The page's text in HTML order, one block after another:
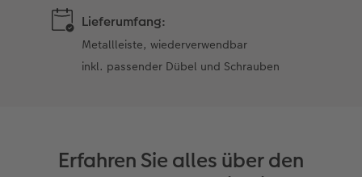
Lieferumfang:
Metallleiste, wiederverwendbar
inkl. passender Dübel und Schrauben
Erfahren Sie alles über den